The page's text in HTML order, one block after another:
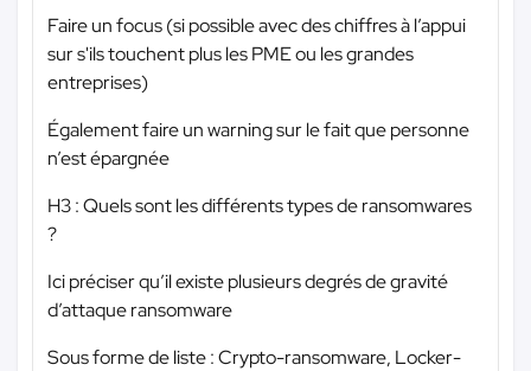
Faire un focus (si possible avec des chiffres à l’appui
sur s'ils touchent plus les PME ou les grandes
entreprises)
Également faire un warning sur le fait que personne
n’est épargnée
H3 : Quels sont les différents types de ransomwares
?
Ici préciser qu’il existe plusieurs degrés de gravité
d’attaque ransomware
Sous forme de liste : Crypto-ransomware, Locker-